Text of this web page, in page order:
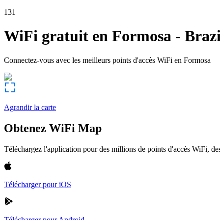
131
WiFi gratuit en Formosa -
Connectez-vous avec les meilleurs points d'accès WiFi en Formosa
Agrandir la carte
Obtenez WiFi Map
Téléchargez l'application pour des millions de points d'accès WiFi,
Télécharger pour iOS